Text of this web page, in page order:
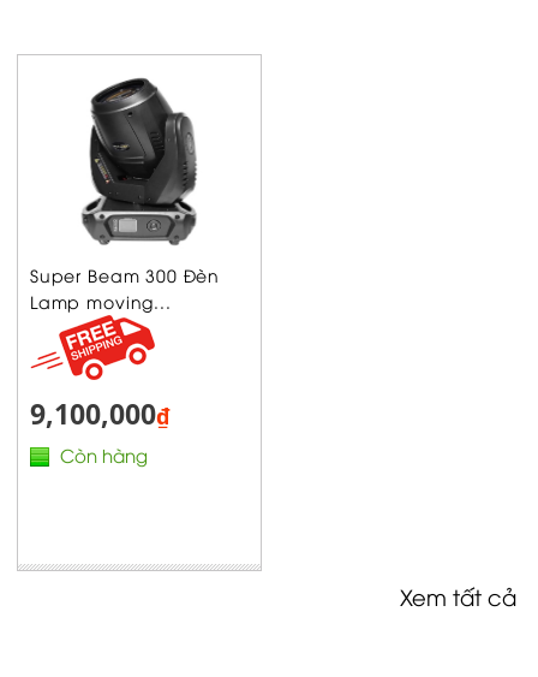
Super Beam 300 Đèn
Lamp moving...
9,100,000₫
Còn hàng
Xem tất cả